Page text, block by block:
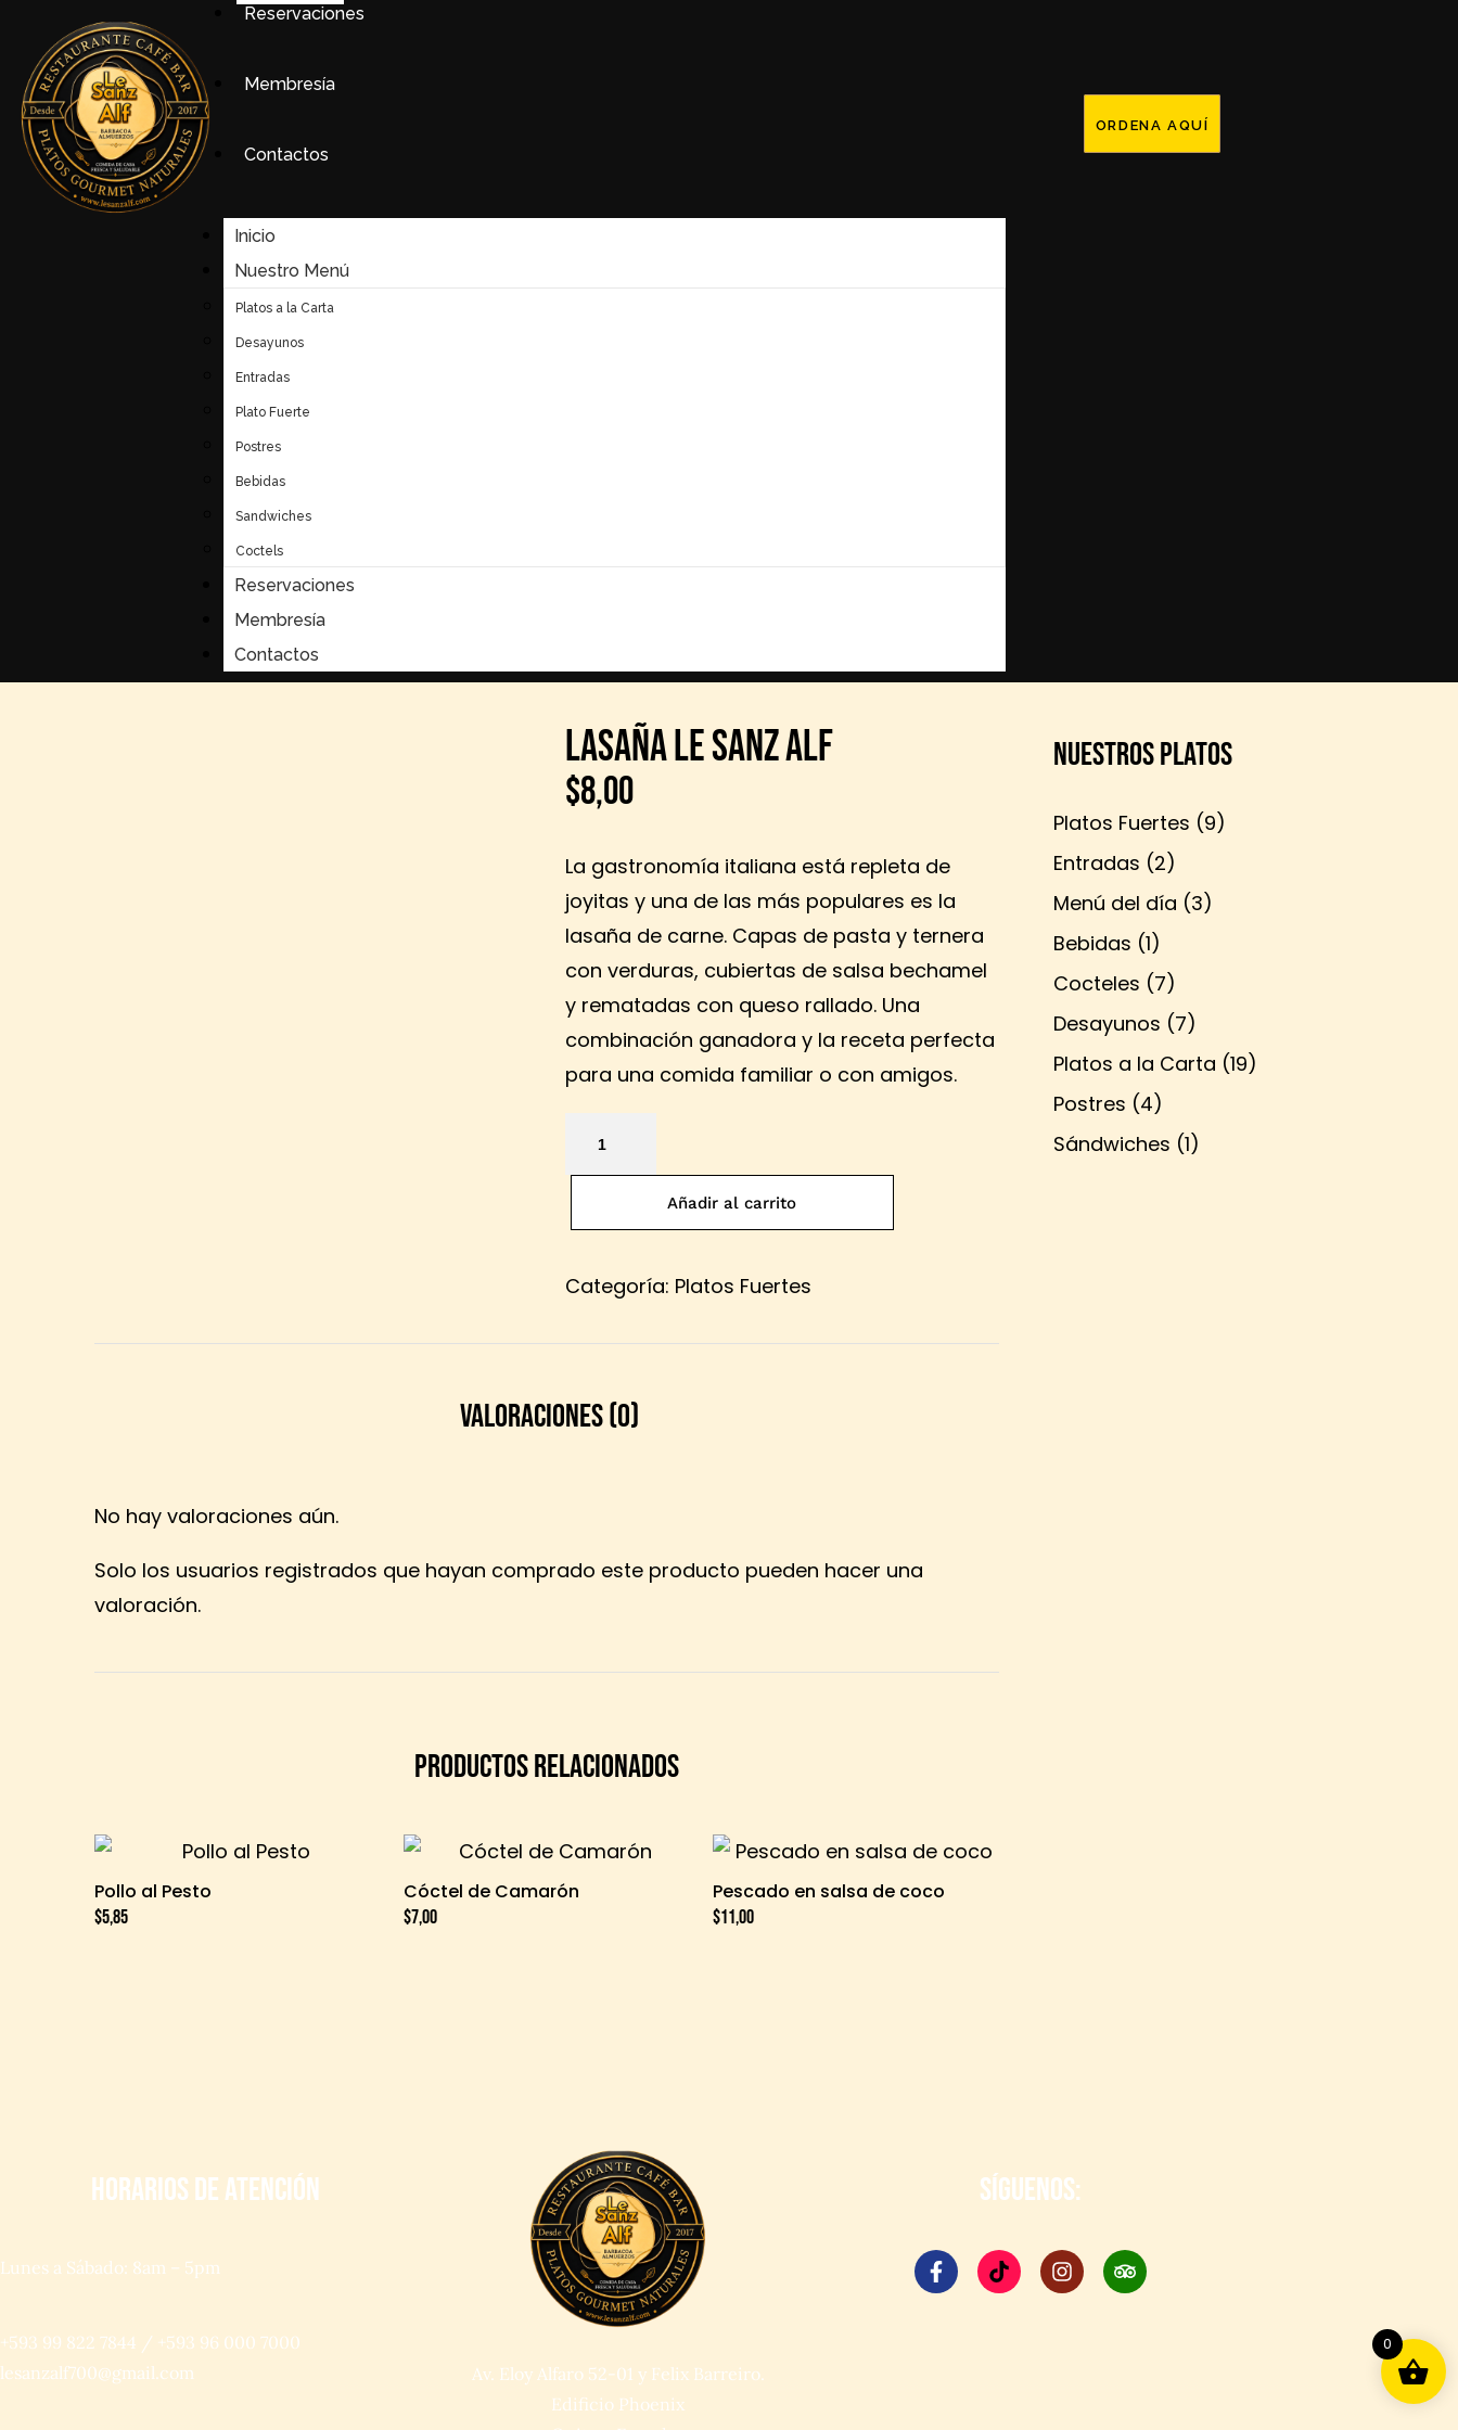
Reservaciones
Membresía
Contactos
Inicio
Nuestro Menú
Platos a la Carta
Desayunos
Entradas
Plato Fuerte
Postres
Bebidas
Sandwiches
Coctels
Reservaciones
Membresía
Contactos
ORDENA AQUÍ
LASAÑA LE SANZ ALF
$8,00
La gastronomía italiana está repleta de
joyitas y una de las más populares es la
lasaña de carne. Capas de pasta y ternera
con verduras, cubiertas de salsa bechamel
y rematadas con queso rallado. Una
combinación ganadora y la receta perfecta
para una comida familiar o con amigos.
Añadir al carrito
Categoría: Platos Fuertes
No hay valoraciones aún.
Solo los usuarios registrados que hayan comprado este producto pueden hacer una
valoración.
PRODUCTOS RELACIONADOS
Pollo al Pesto
$5,85
Cóctel de Camarón
$7,00
Pescado en salsa de coco
$11,00
NUESTROS PLATOS
Platos Fuertes (9)
Entradas (2)
Menú del día (3)
Bebidas (1)
Cocteles (7)
Desayunos (7)
Platos a la Carta (19)
Postres (4)
Sándwiches (1)
HORARIOS DE ATENCIÓN
Lunes a Sábado: 8am – 5pm
+593 99 822 7844 / +593 96 000 7000
lesanzalf700@gmail.com
Av. Eloy Alfaro 52-01 y Felix Barreiro.
Edificio Phoenix
SÍGUENOS:
0